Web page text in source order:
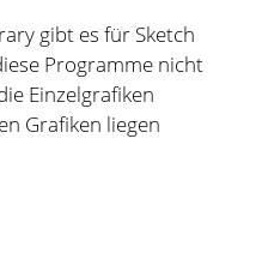
gibt es für Sketch
Programme nicht
Einzelgrafiken
Grafiken liegen